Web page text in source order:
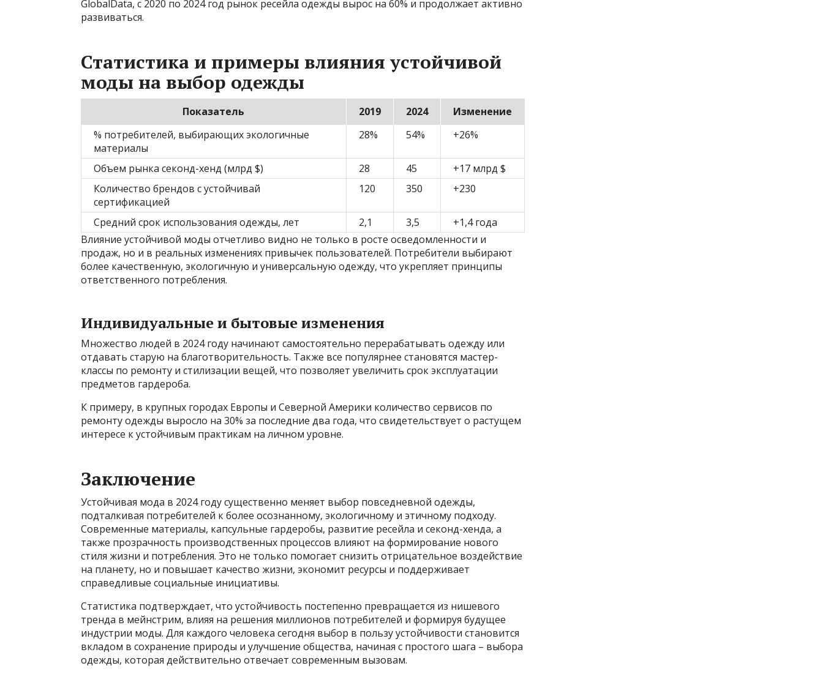
GlobalData, с 2020 по 2024 год рынок ресейла одежды вырос на 60% и продолжает активно
развиваться.
Статистика и примеры влияния устойчивой
моды на выбор одежды
Показатель 2019 2024
Изменение
% потребителей, выбирающих экологичные
материалы
28% 54% +26%
Объем рынка секонд-хенд (млрд $) 28 45
+17 млрд $
Количество брендов с устойчивай
сертификацией
120 350 +230
Средний срок использования одежды, лет 2,1 3,5
+1,4 года
Влияние устойчивой моды отчетливо видно не только в росте осведомленности и
продаж, но и в реальных изменениях привычек пользователей. Потребители выбирают
более качественную, экологичную и универсальную одежду, что укрепляет принципы
ответственного потребления.
Индивидуальные и бытовые изменения
Множество людей в 2024 году начинают самостоятельно перерабатывать одежду или
отдавать старую на благотворительность. Также все популярнее становятся мастер-
классы по ремонту и стилизации вещей, что позволяет увеличить срок эксплуатации
предметов гардероба.
К примеру, в крупных городах Европы и Северной Америки количество сервисов по
ремонту одежды выросло на 30% за последние два года, что свидетельствует о растущем
интересе к устойчивым практикам на личном уровне.
Заключение
Устойчивая мода в 2024 году существенно меняет выбор повседневной одежды,
подталкивая потребителей к более осознанному, экологичному и этичному подходу.
Современные материалы, капсульные гардеробы, развитие ресейла и секонд-хенда, а
также прозрачность производственных процессов влияют на формирование нового
стиля жизни и потребления. Это не только помогает снизить отрицательное воздействие
на планету, но и повышает качество жизни, экономит ресурсы и поддерживает
справедливые социальные инициативы.
Статистика подтверждает, что устойчивость постепенно превращается из нишевого
тренда в мейнстрим, влияя на решения миллионов потребителей и формируя будущее
индустрии моды. Для каждого человека сегодня выбор в пользу устойчивости становится
вкладом в сохранение природы и улучшение общества, начиная с простого шага – выбора
одежды, которая действительно отвечает современным вызовам.